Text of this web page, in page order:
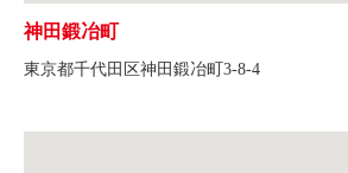
神田鍛冶町
東京都千代田区神田鍛冶町3-8-4